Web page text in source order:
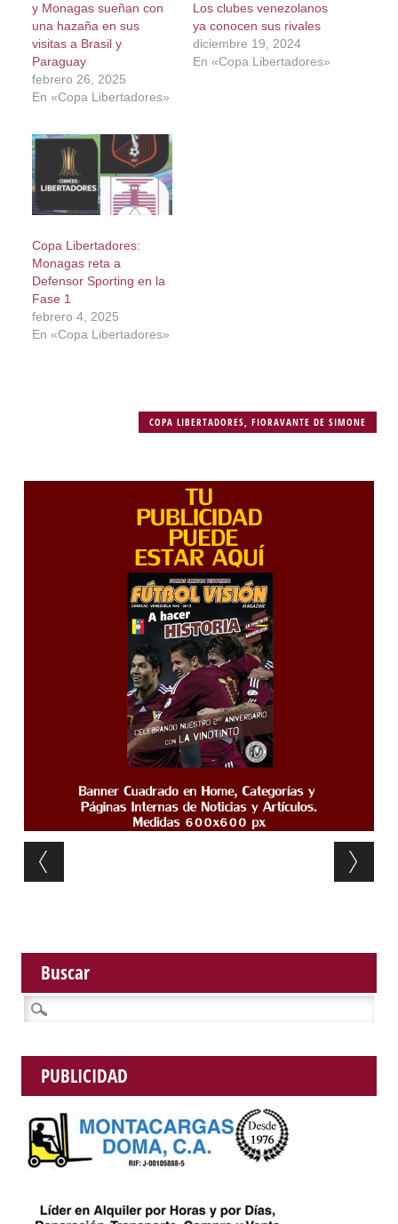
y Monagas sueñan con
una hazaña en sus
visitas a Brasil y
Paraguay
febrero 26, 2025
En «Copa Libertadores»
Los clubes venezolanos
ya conocen sus rivales
diciembre 19, 2024
En «Copa Libertadores»
Copa Libertadores:
Monagas reta a
Defensor Sporting en la
Fase 1
febrero 4, 2025
En «Copa Libertadores»
COPA LIBERTADORES ,FIORAVANTE DE SIMONE
Post navigation
Buscar
Buscar:
PUBLICIDAD